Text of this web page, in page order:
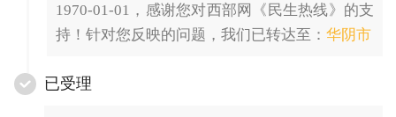
1970-01-01，感谢您对西部网《民生热线》的支
持！针对您反映的问题，我们已转达至： 华阴市
已受理